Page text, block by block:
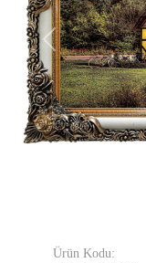
Previous
Ürün Kodu: